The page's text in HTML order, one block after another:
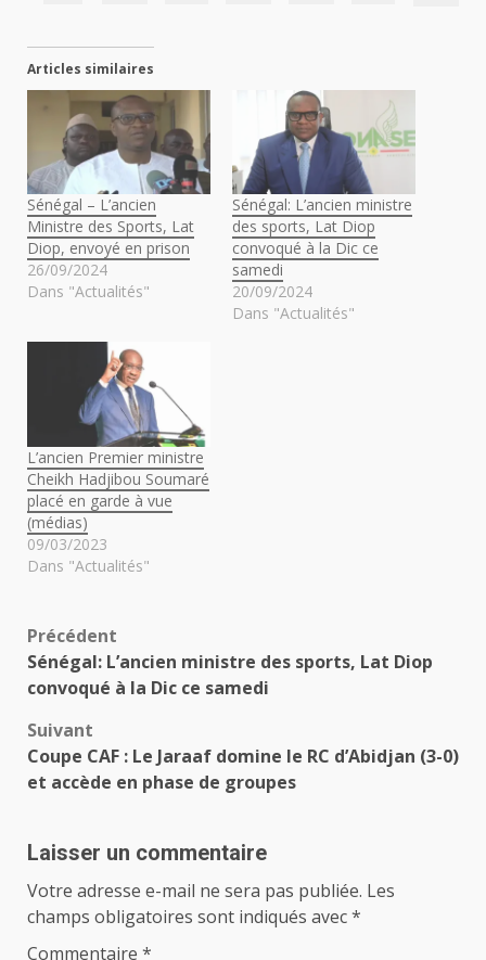
Articles similaires
Sénégal – L’ancien
Ministre des Sports, Lat
Diop, envoyé en prison
26/09/2024
Dans "Actualités"
Sénégal: L’ancien ministre
des sports, Lat Diop
convoqué à la Dic ce
samedi
20/09/2024
Dans "Actualités"
L’ancien Premier ministre
Cheikh Hadjibou Soumaré
placé en garde à vue
(médias)
09/03/2023
Dans "Actualités"
Navigation
d’article
Précédent
Sénégal: L’ancien ministre des sports, Lat Diop
convoqué à la Dic ce samedi
Suivant
Coupe CAF : Le Jaraaf domine le RC d’Abidjan (3-0)
et accède en phase de groupes
Laisser un commentaire
Votre adresse e-mail ne sera pas publiée. Les
champs obligatoires sont indiqués avec*
Commentaire *